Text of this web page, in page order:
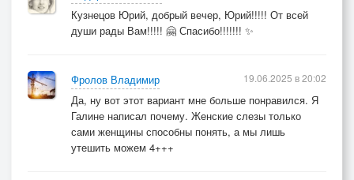
Взгляд мой остыл
В нем пропала весна
Пусть эти слёзы станут рекой
Смоют печали
Я стану другой
Кузнецов Юрий, добрый вечер, Юрий!!!!! От всей
души рады Вам!!!!! 🤗 Спасибо!!!!!!! ✨
Фролов Владимир
Да, ну вот этот вариант мне больше понравился. Я
Галине написал почему. Женские слезы только
сами женщины способны понять, а мы лишь
утешить можем 4+++
19.06.2025 в 20:02